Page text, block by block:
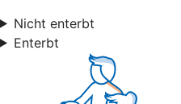
Nicht enterbt
Enterbt